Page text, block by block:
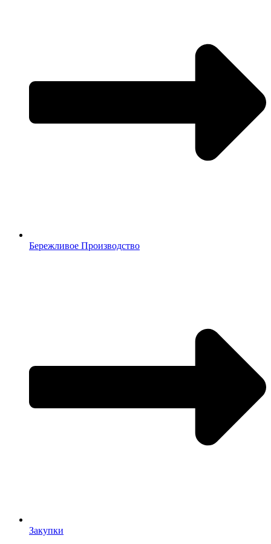
Бережливое Производство
Закупки